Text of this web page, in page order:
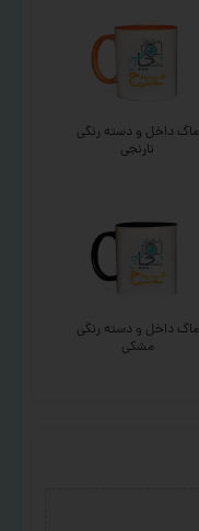
ماگ داخل و دسته رنگی
نارنجی
ماگ داخل و دسته رنگی
مشکی